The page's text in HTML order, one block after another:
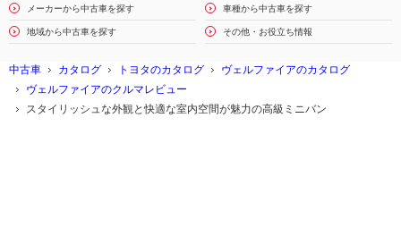
メーカーから中古車を探す 車種から中古車を探す
地域から中古車を探す その他・お役立ち情報
中古車 カタログ トヨタのカタログ
ヴェルファイアのカタログ
ヴェルファイアのクルマレビュー
スタイリッシュな外観と快適な室内空間が魅力の高級ミニバン